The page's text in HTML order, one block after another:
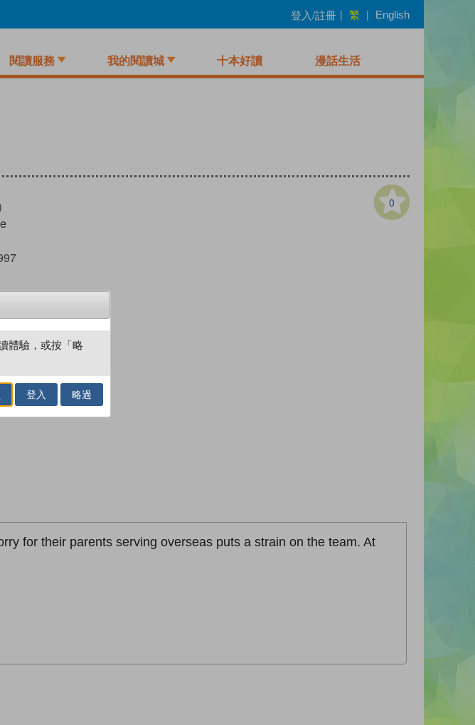
登入/註冊 | 繁 | English
閱讀服務 我的閱讀城 十本好讀 漫話生活
0
加入閱讀紀錄
for their parents serving overseas puts a strain on the team. At
體驗，或按「略
登入 略過